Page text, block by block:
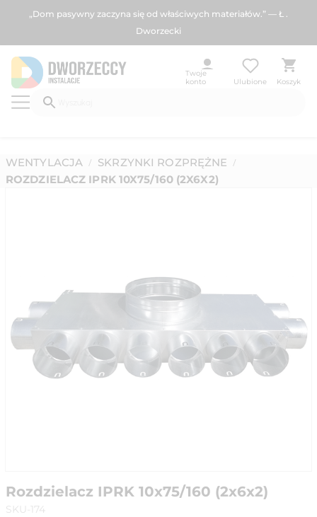
„Dom pasywny zaczyna się od właściwych materiałów.” — Ł .
Dworzecki
Twoje
konto
Ulubione Koszyk
WENTYLACJA / SKRZYNKI ROZPRĘŻNE /
ROZDZIELACZ IPRK 10X75/160 (2X6X2)
Rozdzielacz IPRK 10x75/160 (2x6x2)
SKU-174